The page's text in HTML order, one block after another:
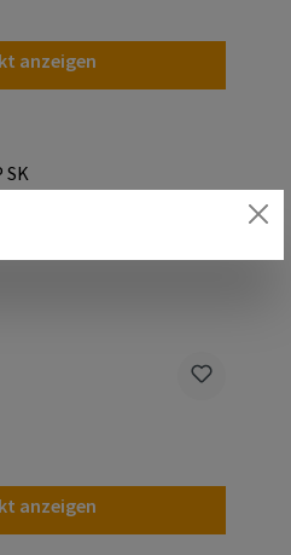
anzeigen
anzeigen